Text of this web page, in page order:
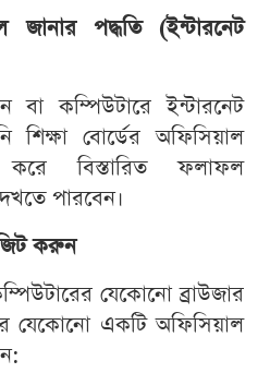
পদ্ধতি (ইন্টারনেট
কম্পিউটারে ইন্টারনেট
বোর্ডের অফিসিয়াল
করে বিস্তারিত ফলাফল
পারবেন।
করুন
যেকোনো ব্রাউজার
যেকোনো একটি অফিসিয়াল